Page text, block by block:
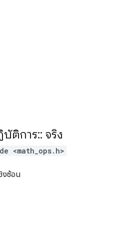
ติการ:: จริง
<math_ops.h>
งซ้อน